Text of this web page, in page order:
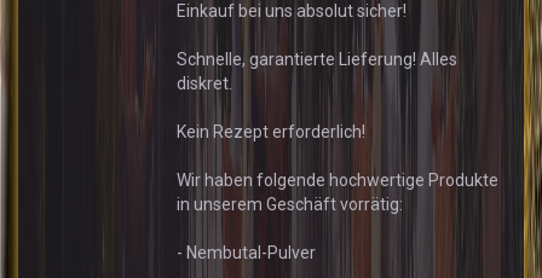
Einkauf bei uns absolut sicher!
Schnelle, garantierte Lieferung! Alles
diskret.
Kein Rezept erforderlich!
Wir haben folgende hochwertige Produkte
in unserem Geschäft vorrätig:
- Nembutal-Pulver